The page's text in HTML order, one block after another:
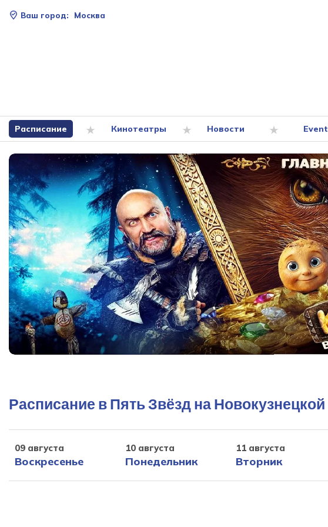
Ваш город: Москва
Расписание Кинотеатры Новости Event
Расписание в Пять Звёзд на Новокузнецкой
09 августа
Воскресенье
10 августа
Понедельник
11 августа
Вторник